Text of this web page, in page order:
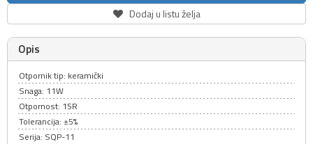
Dodaj u listu želja
Opis
Otpornik tip: keramički
Snaga: 11W
Otpornost: 15R
Tolerancija: ±5%
Serija: SQP-11